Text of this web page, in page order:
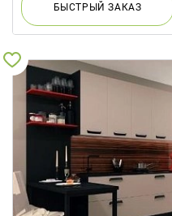
БЫСТРЫЙЗАКАЗ